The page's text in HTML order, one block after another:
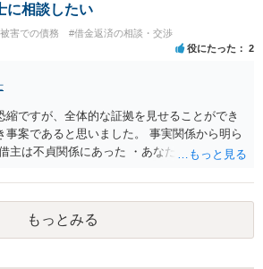
に相談したい
害での債務 #借金返済の相談・交渉
役にたった 2
縮ですが、全体的な証拠を見せることができ
事案であると思いました。 事実関係から明ら
主は不貞関係にあった ・あなたから相手に金
たものだ ・貸したかもしれないが、不法原因
書かれた情報だけからは、不法原因給付であ
りませんでした。 不貞当事者間での貸金だか
になるわけではありません。 あなたが性行為
もっとみる